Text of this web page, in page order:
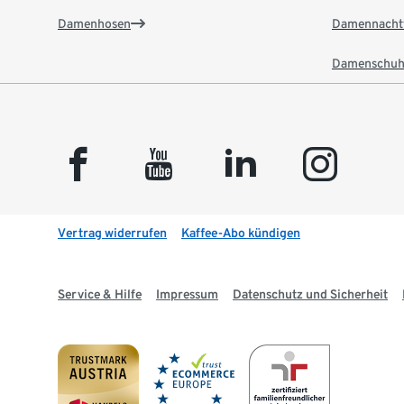
Damenhosen
facebook youtube linkedin instagram
Vertrag widerrufen Kaffee-Abo kündigen
Service & Hilfe Impressum Datenschutz und Sicherheit